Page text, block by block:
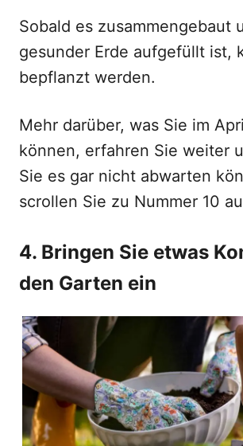
Sobald es zusammengebaut
gesunder Erde aufgefüllt ist,
bepflanzt werden.
Mehr darüber, was Sie im
können, erfahren Sie weiter
Sie es gar nicht abwarten
scrollen Sie zu Nummer 10
4. Bringen Sie etwas
den Garten ein